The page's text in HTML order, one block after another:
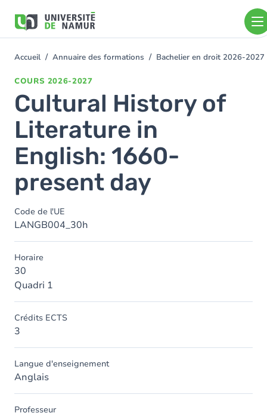
contenu
You
Accueil Annuaire des formations Bachelier en droit 2026-2027
COURS 2026-2027
Cultural History of
Literature in
English: 1660-
present day
Code de l'UE
LANGB004_30h
Horaire
30
Quadri 1
Crédits ECTS
3
Langue d'enseignement
Anglais
Professeur